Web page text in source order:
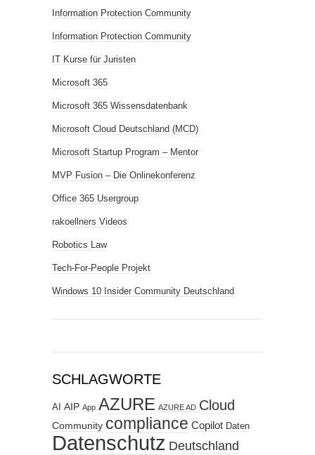
Information Protection Community
Information Protection Community
IT Kurse für Juristen
Microsoft 365
Microsoft 365 Wissensdatenbank
Microsoft Cloud Deutschland (MCD)
Microsoft Startup Program – Mentor
MVP Fusion – Die Onlinekonferenz
Office 365 Usergroup
rakoellners Videos
Robotics Law
Tech-For-People Projekt
Windows 10 Insider Community Deutschland
SCHLAGWORTE
AI AIP App AZURE AZURE AD Cloud
Community compliance Copilot Daten
Datenschutz Deutschland